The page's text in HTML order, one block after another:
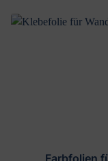
Farbfolien